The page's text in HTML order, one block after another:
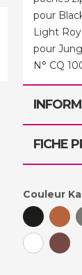
pour
Light
pour
N° CQ
FICHE
Couleur